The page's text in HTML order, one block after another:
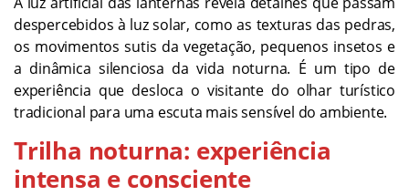
despercebidos à luz solar, como as texturas das pedras,
os movimentos sutis da vegetação, pequenos insetos e
a dinâmica silenciosa da vida noturna. É um tipo de
experiência que desloca o visitante do olhar turístico
tradicional para uma escuta mais sensível do ambiente.
Trilha noturna: experiência
intensa e consciente